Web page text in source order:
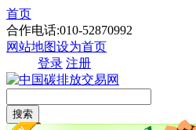
首页
合作电话:010-52870992
网站地图设为首页
登录 注册
搜索